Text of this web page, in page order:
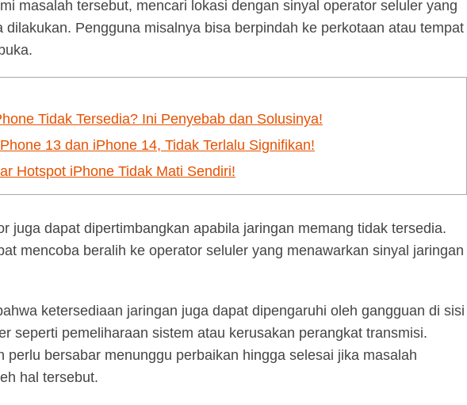
masalah tersebut, mencari lokasi dengan sinyal operator seluler yang
dilakukan. Pengguna misalnya bisa berpindah ke perkotaan atau tempat
Tidak Tersedia? Ini Penyebab dan Solusinya!
13 dan iPhone 14, Tidak Terlalu Signifikan!
Hotspot iPhone Tidak Mati Sendiri!
juga dapat dipertimbangkan apabila jaringan memang tidak tersedia.
mencoba beralih ke operator seluler yang menawarkan sinyal jaringan
ketersediaan jaringan juga dapat dipengaruhi oleh gangguan di sisi
seperti pemeliharaan sistem atau kerusakan perangkat transmisi.
perlu bersabar menunggu perbaikan hingga selesai jika masalah
hal tersebut.